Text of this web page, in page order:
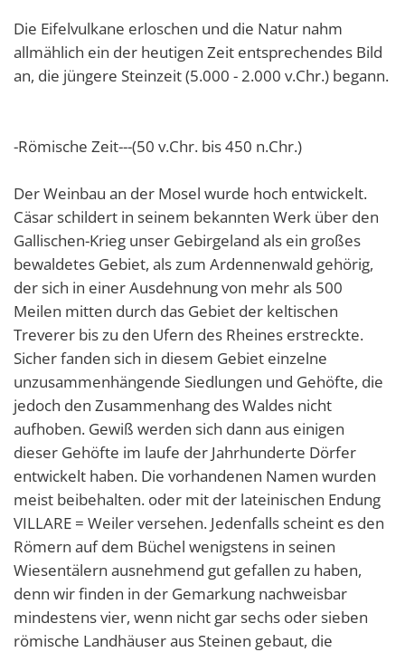
Die Eifelvulkane erloschen und die Natur nahm
allmählich ein der heutigen Zeit entsprechendes Bild
an, die jüngere Steinzeit (5.000 - 2.000 v.Chr.) begann.
-Römische Zeit---(50 v.Chr. bis 450 n.Chr.)
Der Weinbau an der Mosel wurde hoch entwickelt.
Cäsar schildert in seinem bekannten Werk über den
Gallischen-Krieg unser Gebirgeland als ein großes
bewaldetes Gebiet, als zum Ardennenwald gehörig,
der sich in einer Ausdehnung von mehr als 500
Meilen mitten durch das Gebiet der keltischen
Treverer bis zu den Ufern des Rheines erstreckte.
Sicher fanden sich in diesem Gebiet einzelne
unzusammenhängende Siedlungen und Gehöfte, die
jedoch den Zusammenhang des Waldes nicht
aufhoben. Gewiß werden sich dann aus einigen
dieser Gehöfte im laufe der Jahrhunderte Dörfer
entwickelt haben. Die vorhandenen Namen wurden
meist beibehalten. oder mit der lateinischen Endung
VILLARE = Weiler versehen. Jedenfalls scheint es den
Römern auf dem Büchel wenigstens in seinen
Wiesentälern ausnehmend gut gefallen zu haben,
denn wir finden in der Gemarkung nachweisbar
mindestens vier, wenn nicht gar sechs oder sieben
römische Landhäuser aus Steinen gebaut, die